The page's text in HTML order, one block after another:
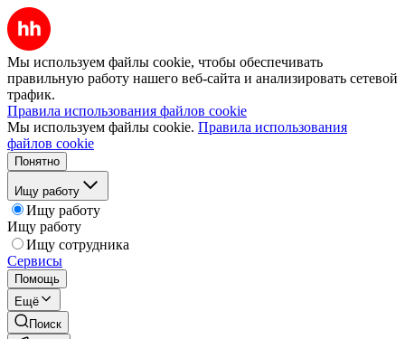
Мы используем файлы cookie, чтобы обеспечивать
правильную работу нашего веб-сайта и анализировать сетевой
трафик.
Правила использования файлов cookie
Мы используем файлы cookie. Правила использования
файлов cookie
Понятно
Ищу работу
Ищу работу
Ищу работу
Ищу сотрудника
Сервисы
Помощь
Ещё
Поиск